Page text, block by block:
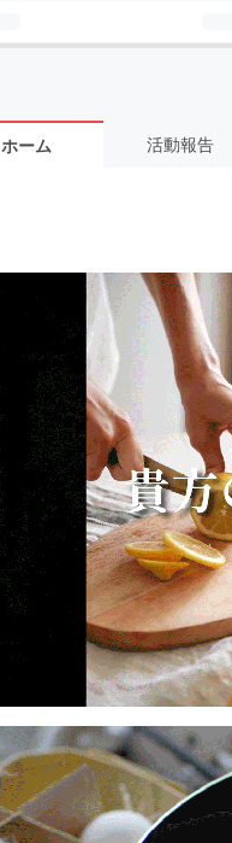
ホーム 活動報告